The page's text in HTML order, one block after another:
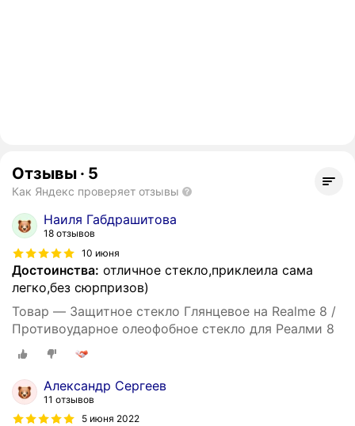
Отзывы · 5
Как Яндекс проверяет отзывы
Наиля Габдрашитова
18 отзывов
10 июня
Достоинства: отличное стекло,приклеила сама
легко,без сюрпризов)
Товар — Защитное стекло Глянцевое на Realme 8 /
Противоударное олеофобное стекло для Реалми 8
Александр Сергеев
11 отзывов
5 июня 2022